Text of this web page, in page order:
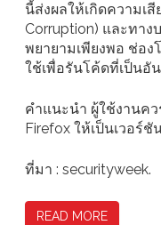
นี้ส่งผลให้เกิดความเ
Corruption) และทา
พยายามเพียงพอ ช่อง
ใช้เพื่อรันโค้ดที่เป็นอั
คำแนะนำ ผู้ใช้งานคว
Firefox ให้เป็นเวอร์
ที่มา : securityweek.
READ MORE